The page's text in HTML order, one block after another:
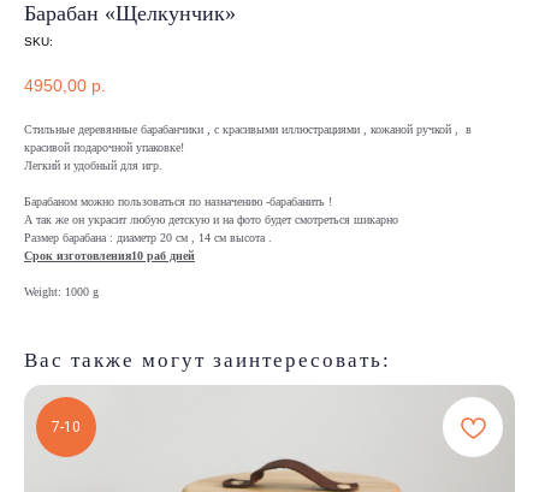
Барабан «Щелкунчик»
SKU:
4950,00 р.
Стильные деревянные барабанчики , с красивыми иллюстрациями , кожаной ручкой , в
красивой подарочной упаковке!
Легкий и удобный для игр.
Барабаном можно пользоваться по назначению -барабанить !
А так же он украсит любую детскую и на фото будет смотреться шикарно
Размер барабана : диаметр 20 см , 14 см высота .
Срок изготовления10 раб дней
Weight: 1000 g
Вас также могут заинтересовать:
7-10